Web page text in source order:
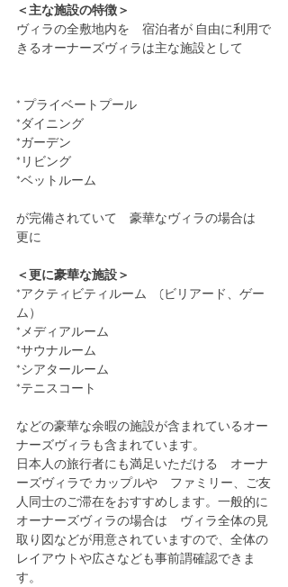
＜主な施設の特徴＞
ヴィラの全敷地内を　宿泊者が 自由に利用で
きるオーナーズヴィラは主な施設として
* プライベートプール
*ダイニング
*ガーデン
*リビング
*ベットルーム
が完備されていて　豪華なヴィラの場合は
更に
＜更に豪華な施設＞
*アクティビティルーム　(ビリアード、ゲー
ム）
*メディアルーム
*サウナルーム
*シアタールーム
*テニスコート
などの豪華な余暇の施設が含まれているオー
ナーズヴィラも含まれています。
日本人の旅行者にも満足いただける　オーナ
ーズヴィラで カップルや　ファミリー、ご友
人同士のご滞在をおすすめします。一般的に
オーナーズヴィラの場合は　ヴィラ全体の見
取り図などが用意されていますので、全体の
レイアウトや広さなども事前謂確認できま
す。